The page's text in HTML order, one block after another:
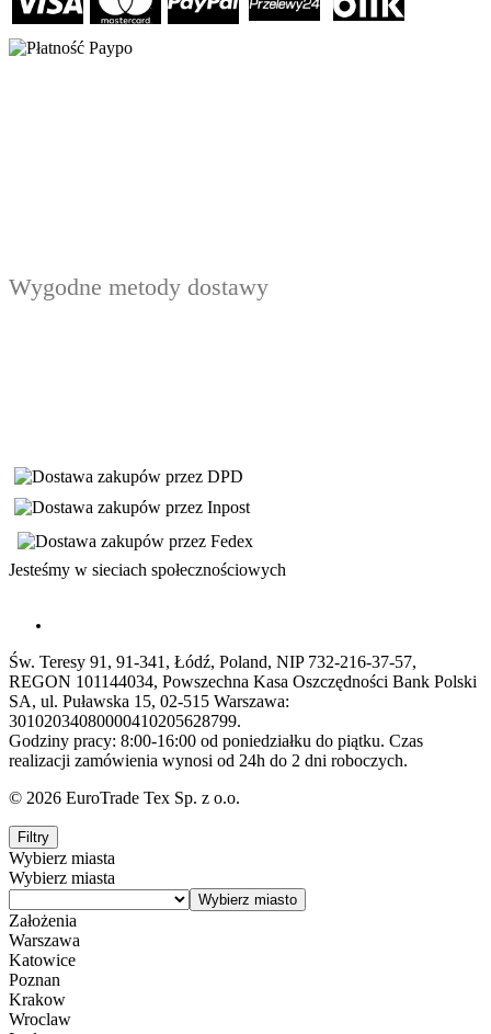
Wygodne metody dostawy
Jesteśmy w sieciach społecznościowych
Św. Teresy 91, 91-341, Łódź, Poland, NIP 732-216-37-57,
REGON 101144034, Powszechna Kasa Oszczędności Bank Polski
SA, ul. Puławska 15, 02-515 Warszawa:
30102034080000410205628799.
Godziny pracy: 8:00-16:00 od poniedziałku do piątku. Czas
realizacji zamówienia wynosi od 24h do 2 dni roboczych.
© 2026 EuroTrade Tex Sp. z o.o.
Filtry
Wybierz miasta
Wybierz miasta
Założenia
Warszawa
Katowice
Poznan
Krakow
Wroclaw